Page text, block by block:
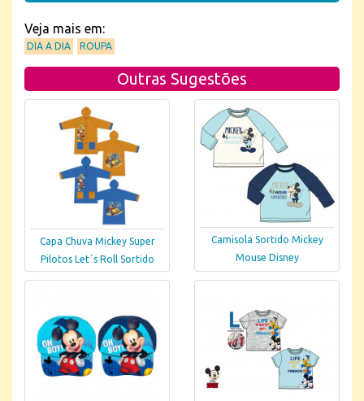
Veja mais em:
DIA A DIA ROUPA
Outras Sugestões
Capa Chuva Mickey Super
Pilotos Let´s Roll Sortido
Camisola Sortido Mickey
Mouse Disney